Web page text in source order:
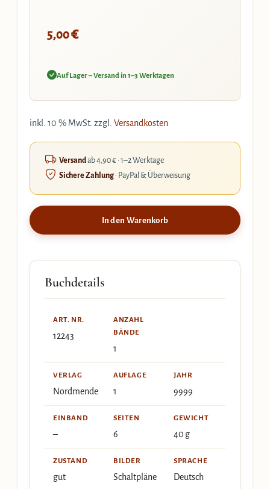
5,00€
Auf Lager – Versand in 1–3 Werktagen
inkl. 10 % MwSt. zzgl. Versandkosten
Versandab 4,90 € · 1–2 Werktage
Sichere Zahlung· PayPal & Überweisung
In den Warenkorb
Buchdetails
ART. NR.
12243
ANZAHL
BÄNDE
1
VERLAG
Nordmende
AUFLAGE
1
JAHR
9999
EINBAND
–
SEITEN
6
GEWICHT
40 g
ZUSTAND
gut
BILDER
Schaltpläne
SPRACHE
Deutsch